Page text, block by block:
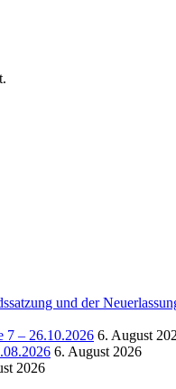
und der
7 – 26.10.2026 6. August
6. August 2026
2026